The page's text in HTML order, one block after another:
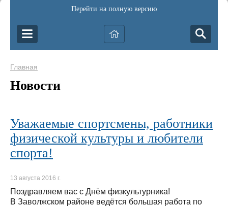
Перейти на полную версию
Главная
Новости
Уважаемые спортсмены, работники
физической культуры и любители
спорта!
13 августа 2016 г.
Поздравляем вас с Днём физкультурника!
В Заволжском районе ведётся большая работа по